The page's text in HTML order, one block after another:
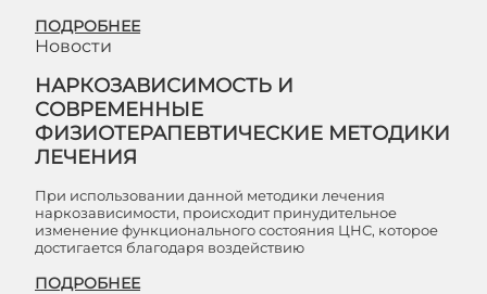
ПОДРОБНЕЕ
Новости
НАРКОЗАВИСИМОСТЬ И
СОВРЕМЕННЫЕ
ФИЗИОТЕРАПЕВТИЧЕСКИЕ МЕТОДИКИ
ЛЕЧЕНИЯ
При использовании данной методики лечения
наркозависимости, происходит принудительное
изменение функционального состояния ЦНС, которое
достигается благодаря воздействию
ПОДРОБНЕЕ